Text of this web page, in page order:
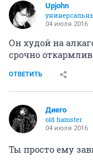
Upjohn
04 июля 2016
Он худой на
срочно
ОТВЕТИТЬ
Диего
old hamster
04 июля 2016
Ты просто ему